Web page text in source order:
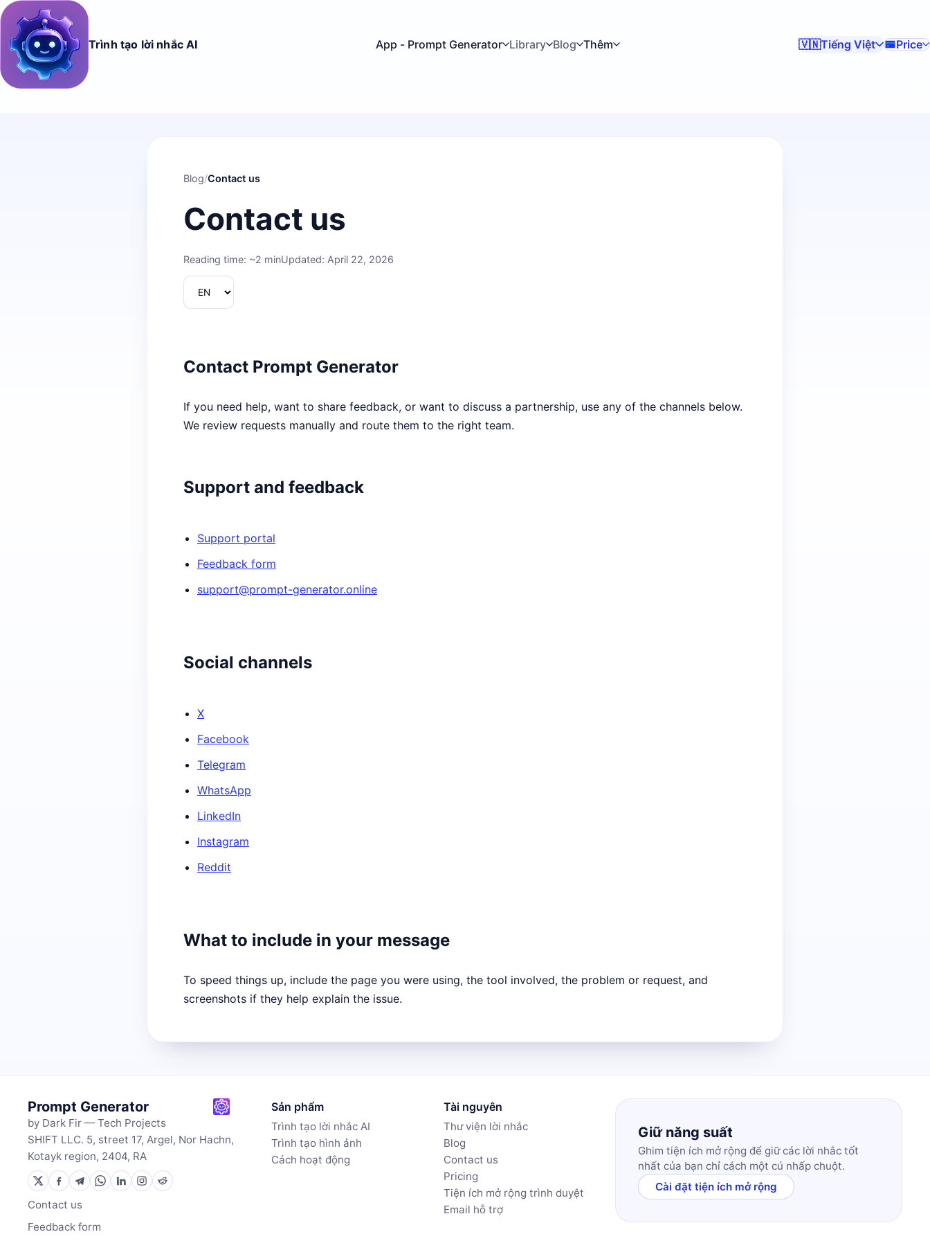
Trình tạo lời nhắc AI App - Prompt Generator Library Blog Thêm 🇻🇳Tiếng Việt Price
Blog/Contact us
Contact us
Reading time: ~2 minUpdated: April 22, 2026
Contact Prompt Generator
If you need help, want to share feedback, or want to discuss a partnership, use any of the channels below.
We review requests manually and route them to the right team.
Support and feedback
Support portal
Feedback form
support@prompt-generator.online
Social channels
X
Facebook
Telegram
WhatsApp
LinkedIn
Instagram
Reddit
What to include in your message
To speed things up, include the page you were using, the tool involved, the problem or request, and
screenshots if they help explain the issue.
Prompt Generator
by Dark Fir — Tech Projects
SHIFT LLC. 5, street 17, Argel, Nor Hachn,
Kotayk region, 2404, RA
Contact us
Feedback form
Sản phẩm
Trình tạo lời nhắc AI
Trình tạo hình ảnh
Cách hoạt động
Tài nguyên
Thư viện lời nhắc
Blog
Contact us
Pricing
Tiện ích mở rộng trình duyệt
Email hỗ trợ
Giữ năng suất
Ghim tiện ích mở rộng để giữ các lời nhắc tốt
nhất của bạn chỉ cách một cú nhấp chuột.
Cài đặt tiện ích mở rộng